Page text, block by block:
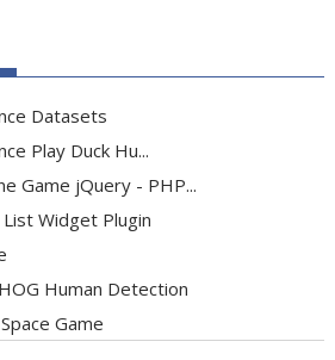
Datasets
Play Duck Hu...
Game jQuery - PHP...
Widget Plugin
Human Detection
Game